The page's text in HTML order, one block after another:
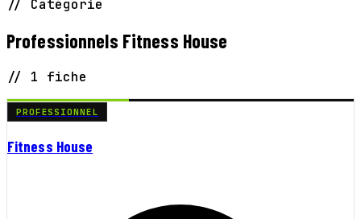
// Catégorie
Professionnels Fitness House
// 1 fiche
PROFESSIONNEL
Fitness House